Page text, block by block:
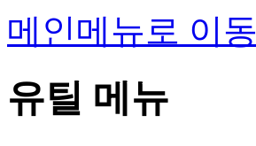
메인메뉴로 이동
유틸 메뉴